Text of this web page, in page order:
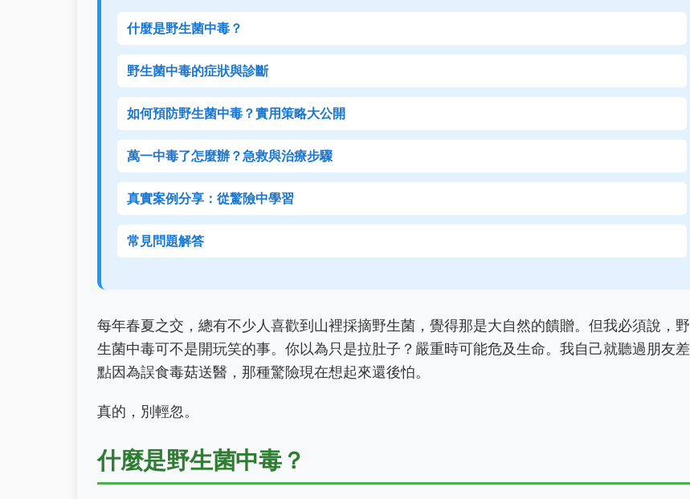
什麼是野生菌中毒？
野生菌中毒的症狀與診斷
如何預防野生菌中毒？實用策略大公開
萬一中毒了怎麼辦？急救與治療步驟
真實案例分享：從驚險中學習
常見問題解答
每年春夏之交，總有不少人喜歡到山裡採摘野生菌，覺得那是大自然的饋贈。但我必須說，野
生菌中毒可不是開玩笑的事。你以為只是拉肚子？嚴重時可能危及生命。我自己就聽過朋友差
點因為誤食毒菇送醫，那種驚險現在想起來還後怕。
真的，別輕忽。
什麼是野生菌中毒？